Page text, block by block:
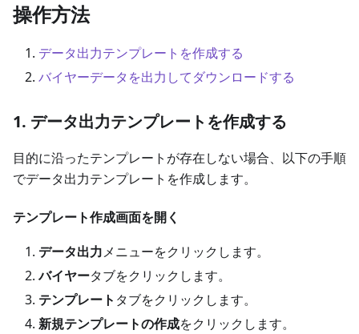
操作方法
データ出力テンプレートを作成する
バイヤーデータを出力してダウンロードする
1. データ出力テンプレートを作成する
目的に沿ったテンプレートが存在しない場合、以下の手順
でデータ出力テンプレートを作成します。
テンプレート作成画面を開く
データ出力メニューをクリックします。
バイヤータブをクリックします。
テンプレート タブをクリックします。
新規テンプレートの作成をクリックします。